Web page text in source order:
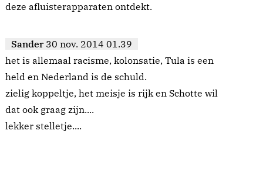
deze afluisterapparaten ontdekt.
Sander 30 nov. 2014 01.39
het is allemaal racisme, kolonsatie, Tula is een
held en Nederland is de schuld.
zielig koppeltje, het meisje is rijk en Schotte wil
dat ook graag zijn....
lekker stelletje....